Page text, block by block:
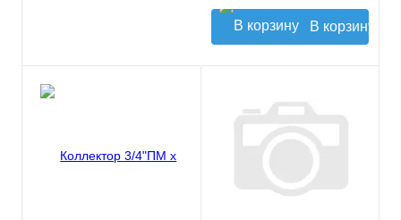
В корзину